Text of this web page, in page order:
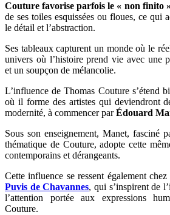
Couture favorise parfois le « non finito
de ses toiles esquissées ou floues, ce qui
le détail et l’abstraction.
Ses tableaux capturent un monde où le
univers où l’histoire prend vie avec une
et un soupçon de mélancolie.
L’influence de Thomas Couture s’étend
où il forme des artistes qui deviendront
modernité, à commencer parÉdouard
Sous son enseignement, Manet, fasciné
thématique de Couture, adopte cette
contemporains et dérangeants.
Cette influence se ressent également chez
Puvis de Chavannes, qui s’inspirent de
l’attention portée aux expressions
Couture.